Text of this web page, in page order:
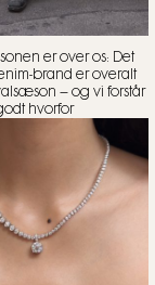
er over os: Det
brand er overalt
– og vi forstår
hvorfor